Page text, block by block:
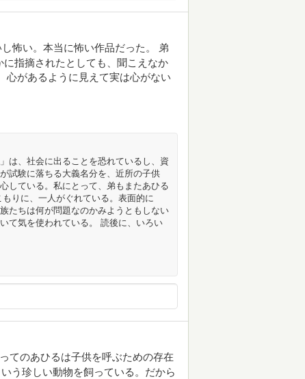
怖い。本当に怖い作品だった。 弟
指摘されたとしても、聞こえなか
心があるように見えて実は心がない
は、社会に出ることを恐れているし、資
試験に落ちる大義名分を、近所の子供
している。私にとって、弟もまたあひる
りに、一人がぐれている。表面的に
たちは何が問題なのかみようともしない
て気を使われている。 読後に、いろい
てのあひるは子供を呼ぶための存在
う珍しい動物を飼っている。だから